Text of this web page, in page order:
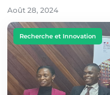
Août 28, 2024
Recherche et Innovation